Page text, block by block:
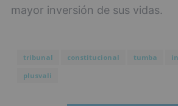
mayor inversión de sus vidas.
tribunal constitucional tumba
plusvali